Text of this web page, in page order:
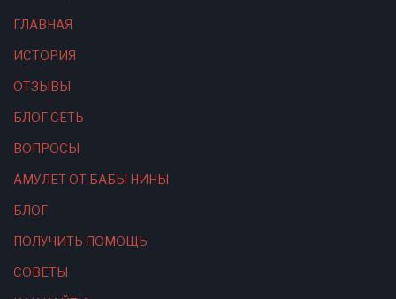
ГЛАВНАЯ
ИСТОРИЯ
ОТЗЫВЫ
БЛОГ СЕТЬ
ВОПРОСЫ
АМУЛЕТ ОТ БАБЫ НИНЫ
БЛОГ
ПОЛУЧИТЬ ПОМОЩЬ
СОВЕТЫ